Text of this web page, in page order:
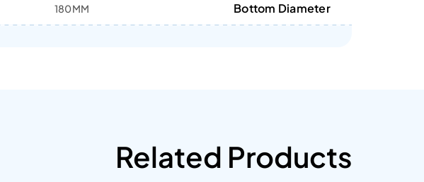
Bottom Diameter
180MM
Related Products